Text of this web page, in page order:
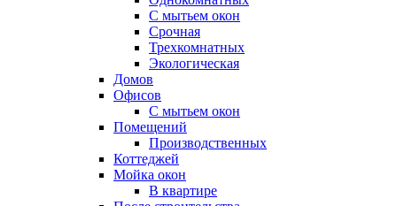
С мытьем окон
Срочная
Трехкомнатных
Экологическая
Домов
Офисов
С мытьем окон
Помещений
Производственных
Коттеджей
Мойка окон
В квартире